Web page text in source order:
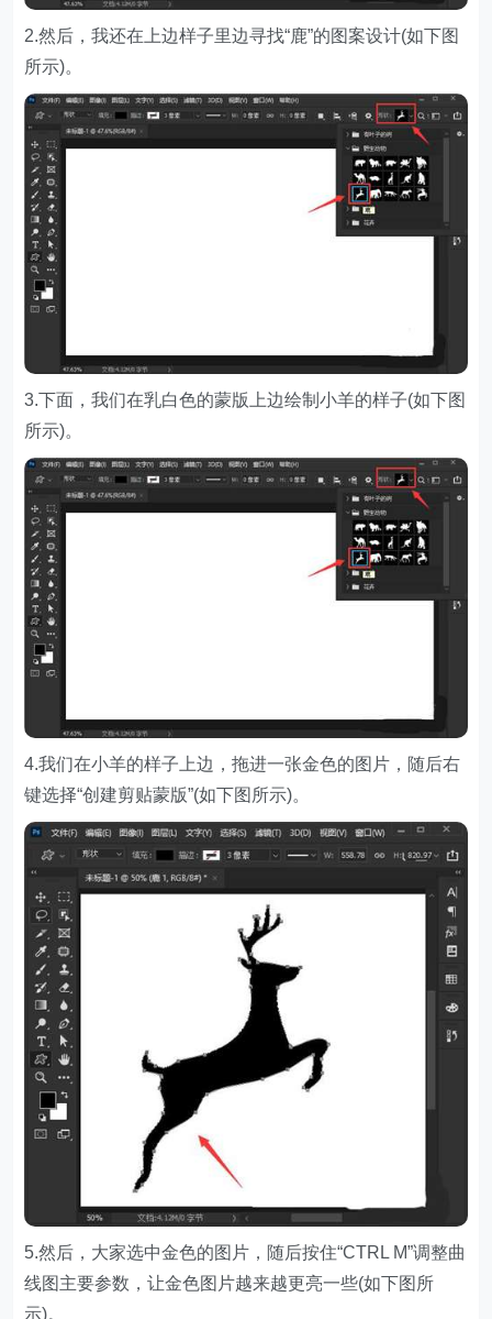
2.然后，我还在上边样子里边寻找“鹿”的图案设计(如下图
所示)。
3.下面，我们在乳白色的蒙版上边绘制小羊的样子(如下图
所示)。
4.我们在小羊的样子上边，拖进一张金色的图片，随后右
键选择“创建剪贴蒙版”(如下图所示)。
5.然后，大家选中金色的图片，随后按住“CTRL M”调整曲
线图主要参数，让金色图片越来越更亮一些(如下图所
示)。